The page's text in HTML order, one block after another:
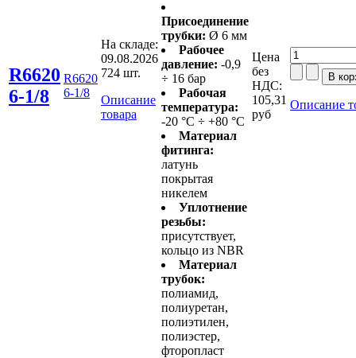
R6620
6-1/8
R6620
6-1/8
На складе:
09.08.2026
724 шт.
Описание
товара
Присоединение
трубки: Ø 6 мм
Рабочее
давление: -0,9
÷ 16 бар
Рабочая
температура:
-20 °C ÷ +80 °C
Материал
фитинга:
латунь
покрытая
никелем
Уплотнение
резьбы:
присутствует,
кольцо из NBR
Материал
трубок:
полиамид,
полиуретан,
полиэтилен,
полиэстер,
фторопласт
Цена
без
НДС:
105,31
руб
Описание